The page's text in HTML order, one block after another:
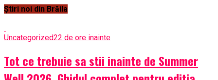
Știri noi din Brăila
Uncategorized22 de ore inainte
Tot ce trebuie sa stii inainte de Summer